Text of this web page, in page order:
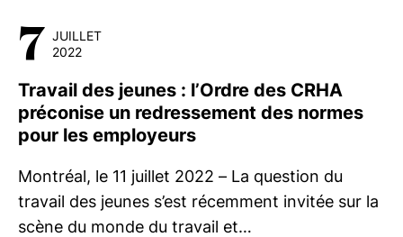
7 JUILLET
2022
Travail des jeunes : l’Ordre des CRHA
préconise un redressement des normes
pour les employeurs
Montréal, le 11 juillet 2022 – La question du
travail des jeunes s’est récemment invitée sur la
scène du monde du travail et…